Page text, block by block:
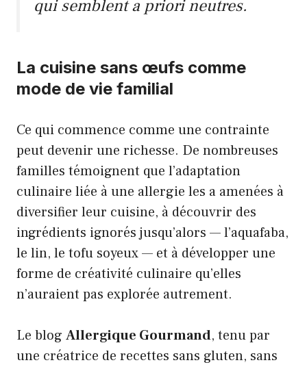
qui semblent a priori neutres.
La cuisine sans œufs comme
mode de vie familial
Ce qui commence comme une contrainte
peut devenir une richesse. De nombreuses
familles témoignent que l’adaptation
culinaire liée à une allergie les a amenées à
diversifier leur cuisine, à découvrir des
ingrédients ignorés jusqu’alors — l’aquafaba,
le lin, le tofu soyeux — et à développer une
forme de créativité culinaire qu’elles
n’auraient pas explorée autrement.
Le blog Allergique Gourmand, tenu par
une créatrice de recettes sans gluten, sans